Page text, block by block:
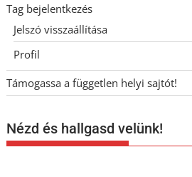
Tag bejelentkezés
Jelszó visszaállítása
Profil
Támogassa a független helyi sajtót!
Nézd és hallgasd velünk!